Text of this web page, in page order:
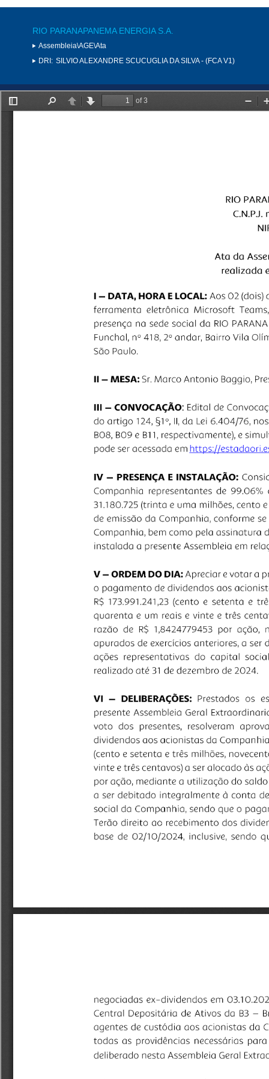
RIO PARANAPANEMA ENERGIA S.A.
Assembleia\AGE\Ata
DRI: SILVIO ALEXANDRE SCUCUGLIA DA SILVA - (FCA V1)